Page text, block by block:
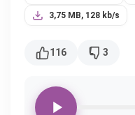
3,75 MB, 128 kb/s
116 3